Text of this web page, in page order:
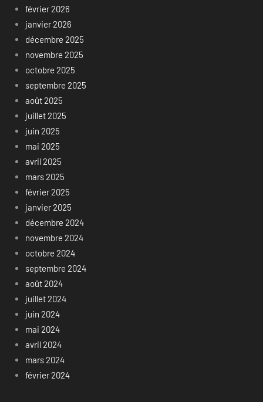
février 2026
janvier 2026
décembre 2025
novembre 2025
octobre 2025
septembre 2025
août 2025
juillet 2025
juin 2025
mai 2025
avril 2025
mars 2025
février 2025
janvier 2025
décembre 2024
novembre 2024
octobre 2024
septembre 2024
août 2024
juillet 2024
juin 2024
mai 2024
avril 2024
mars 2024
février 2024